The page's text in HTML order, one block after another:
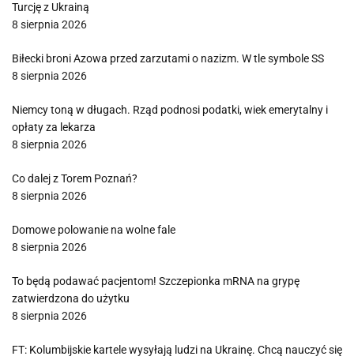
Turcję z Ukrainą
8 sierpnia 2026
Biłecki broni Azowa przed zarzutami o nazizm. W tle symbole SS
8 sierpnia 2026
Niemcy toną w długach. Rząd podnosi podatki, wiek emerytalny i
opłaty za lekarza
8 sierpnia 2026
Co dalej z Torem Poznań?
8 sierpnia 2026
Domowe polowanie na wolne fale
8 sierpnia 2026
To będą podawać pacjentom! Szczepionka mRNA na grypę
zatwierdzona do użytku
8 sierpnia 2026
FT: Kolumbijskie kartele wysyłają ludzi na Ukrainę. Chcą nauczyć się